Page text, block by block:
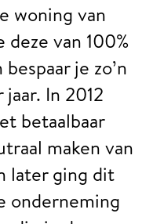
woning van
van 100%
je zo’n
In 2012
betaalbaar
maken van
later ging dit
onderneming